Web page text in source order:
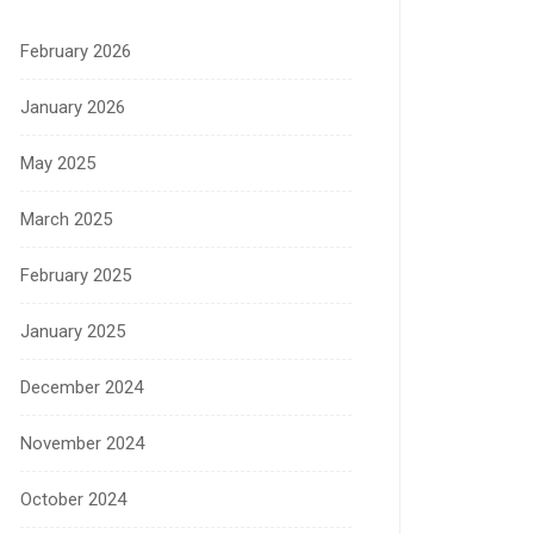
February 2026
January 2026
May 2025
March 2025
February 2025
January 2025
December 2024
November 2024
October 2024